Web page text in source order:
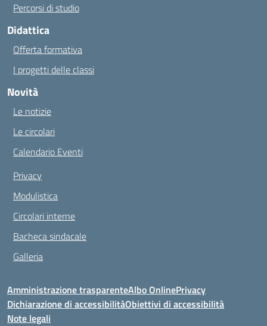
Percorsi di studio
Didattica
Offerta formativa
I progetti delle classi
Novità
Le notizie
Le circolari
Calendario Eventi
Privacy
Modulistica
Circolari interne
Bacheca sindacale
Galleria
Amministrazione trasparenteAlbo OnlinePrivacy
Dichiarazione di accessibilitàObiettivi di accessibilità
Note legali